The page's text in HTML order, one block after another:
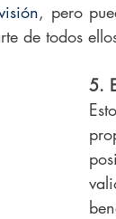
, pero
de todos
5.